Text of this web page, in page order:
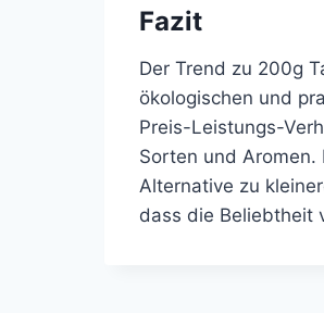
Fazit
Der Trend zu 200g
ökologischen und
Preis-Leistungs-
Sorten und
Alternative zu
dass die Beliebtheit